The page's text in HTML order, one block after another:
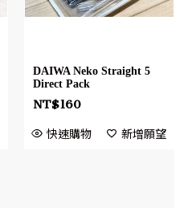
DAIWA Neko Straight 5
Direct Pack
NT$160
快速購物 新增願望